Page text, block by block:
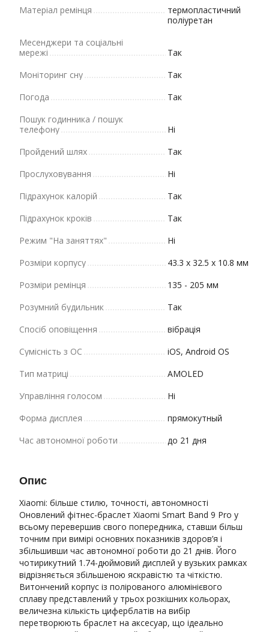
Матеріал ремінця
термопластичний
поліуретан
Месенджери та соціальні
мережі
Так
Моніторинг сну
Так
Погода
Так
Пошук годинника / пошук
телефону
Ні
Пройдений шлях
Так
Прослуховування
Ні
Підрахунок калорій
Так
Підрахунок кроків
Так
Режим "На заняттях"
Ні
Розміри корпусу
43.3 x 32.5 x 10.8 мм
Розміри ремінця
135 - 205 мм
Розумний будильник
Так
Спосіб оповіщення
вібрація
Сумісність з ОС
iOS, Android OS
Тип матриці
AMOLED
Управління голосом
Ні
Форма дисплея
прямокутный
Час автономної роботи
до 21 дня
Опис
Xiaomi: більше стилю, точності, автономності
Оновлений фітнес-браслет Xiaomi Smart Band 9 Pro у
всьому перевершив свого попередника, ставши більш
точним при вимірі основних показників здоров’я і
збільшивши час автономної роботи до 21 днів. Його
чотирикутний 1.74-дюймовий дисплей у вузьких рамках
відрізняється збільшеною яскравістю та чіткістю.
Витончений корпус із полірованого алюмінієвого
сплаву представлений у трьох розкішних кольорах,
величезна кількість циферблатів на вибір
перетворюють браслет на аксесуар, що ідеально